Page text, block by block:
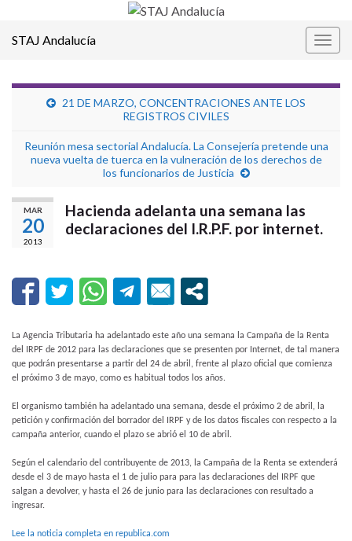
STAJ Andalucía
21 DE MARZO, CONCENTRACIONES ANTE LOS
REGISTROS CIVILES
Reunión mesa sectorial Andalucía. La Consejería pretende una
nueva vuelta de tuerca en la vulneración de los derechos de
los funcionarios de Justicia
MAR
20
2013
Hacienda adelanta una semana las
declaraciones del I.R.P.F. por internet.
La Agencia Tributaria ha adelantado este año una semana la Campaña de la Renta
del IRPF de 2012 para las declaraciones que se presenten por Internet, de tal manera
que podrán presentarse a partir del 24 de abril, frente al plazo oficial que comienza
el próximo 3 de mayo, como es habitual todos los años.
El organismo también ha adelantado una semana, desde el próximo 2 de abril, la
petición y confirmación del borrador del IRPF y de los datos fiscales con respecto a la
campaña anterior, cuando el plazo se abrió el 10 de abril.
Según el calendario del contribuyente de 2013, la Campaña de la Renta se extenderá
desde el 3 de mayo hasta el 1 de julio para para las declaraciones del IRPF que
salgan a devolver, y hasta el 26 de junio para las declaraciones con resultado a
ingresar.
Lee la noticia completa en republica.com